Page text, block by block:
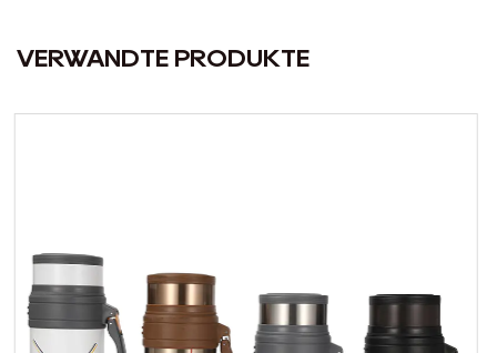
VERWANDTE PRODUKTE